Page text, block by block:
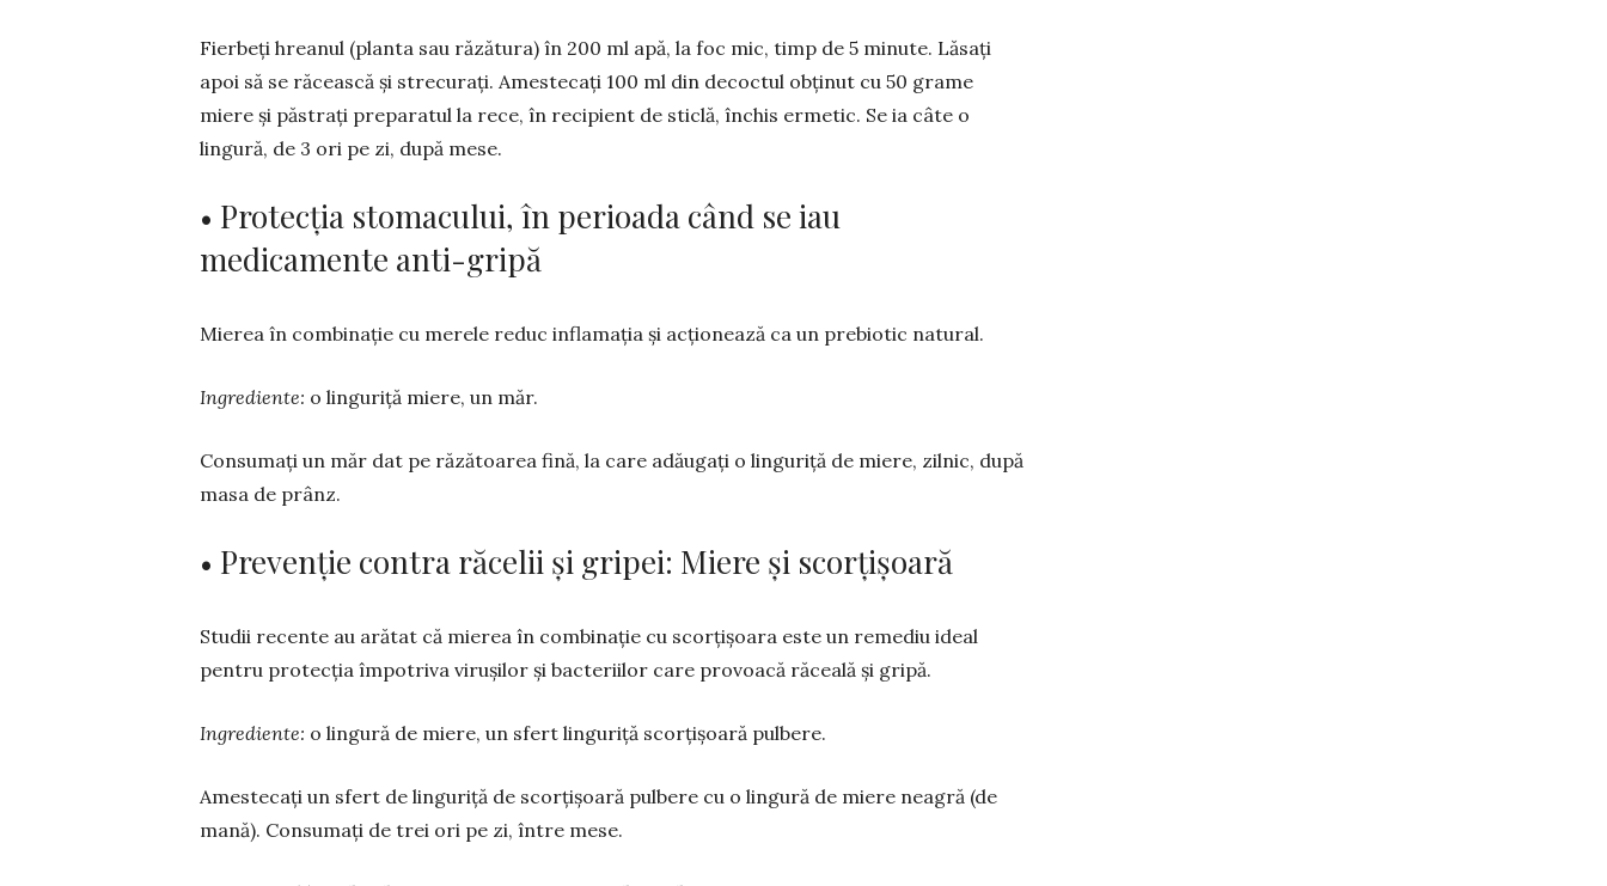
Fierbeți hreanul (planta sau răzătura) în 200 ml apă, la foc mic, timp de 5 minute. Lăsați
apoi să se ră­cească și strecurați. Amestecați 100 ml din de­coc­tul obținut cu 50 grame
miere și păstrați pre­paratul la rece, în recipient de sticlă, închis ermetic. Se ia câte o
lingură, de 3 ori pe zi, după mese.
• Protecția stomacului, în perioada când se iau
medicamente anti-gripă
Mierea în combinație cu merele reduc inflama­ția și acționează ca un prebiotic natural.
Ingrediente: o linguriță miere, un măr.
Consumați un măr dat pe răzătoarea fină, la care adăugați o linguriță de miere, zilnic, după
masa de prânz.
• Prevenție contra răcelii și gripei: Miere și scorțișoară
Studii recente au arătat că mierea în com­binație cu scorțișoara este un remediu ideal
pentru protec­ția împotriva virușilor și bac­teriilor care provoacă răceală și gripă.
Ingrediente: o lingură de miere, un sfert lingu­riță scorțișoară pulbere.
Amestecați un sfert de linguriță de scor­ți­șoară pulbere cu o lingură de miere neagră (de
mană). Consumați de trei ori pe zi, între mese.